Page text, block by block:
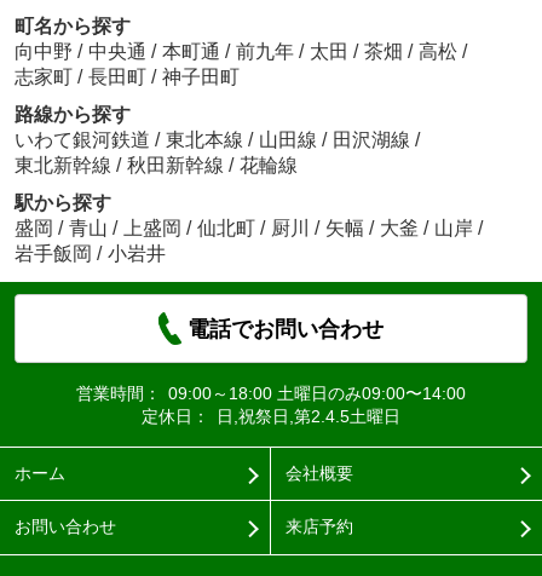
町名から探す
向中野 / 中央通 / 本町通 / 前九年 / 太田 / 茶畑 / 高松 /
志家町 / 長田町 / 神子田町
路線から探す
いわて銀河鉄道 / 東北本線 / 山田線 / 田沢湖線 /
東北新幹線 / 秋田新幹線 / 花輪線
駅から探す
盛岡 / 青山 / 上盛岡 / 仙北町 / 厨川 / 矢幅 / 大釜 / 山岸 /
岩手飯岡 / 小岩井
電話でお問い合わせ
営業時間：
09:00～18:00 土曜日のみ09:00〜14:00
定休日：
日,祝祭日,第2.4.5土曜日
ホーム 会社概要
お問い合わせ 来店予約